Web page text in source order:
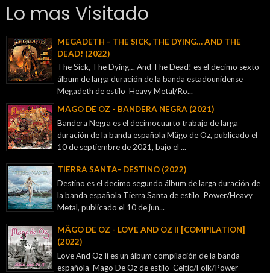
Lo mas Visitado
MEGADETH - THE SICK, THE DYING… AND THE
DEAD! (2022)
The Sick, The Dying… And The Dead! es el decimo sexto
álbum de larga duración de la banda estadounidense
Megadeth de estilo Heavy Metal/Ro...
MÄGO DE OZ - BANDERA NEGRA (2021)
Bandera Negra es el decimocuarto trabajo de larga
duración de la banda española Mägo de Oz, publicado el
10 de septiembre de 2021, bajo el ...
TIERRA SANTA- DESTINO (2022)
Destino es el decimo segundo álbum de larga duración de
la banda española Tierra Santa de estilo Power/Heavy
Metal, publicado el 10 de jun...
MÄGO DE OZ - LOVE AND OZ II [COMPILATION]
(2022)
Love And Oz Ii es un álbum compilación de la banda
española Mägo De Oz de estilo Celtic/Folk/Power